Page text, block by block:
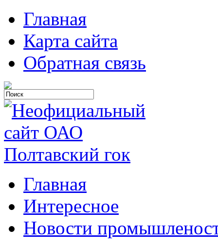
Главная
Карта сайта
Обратная связь
Главная
Интересное
Новости